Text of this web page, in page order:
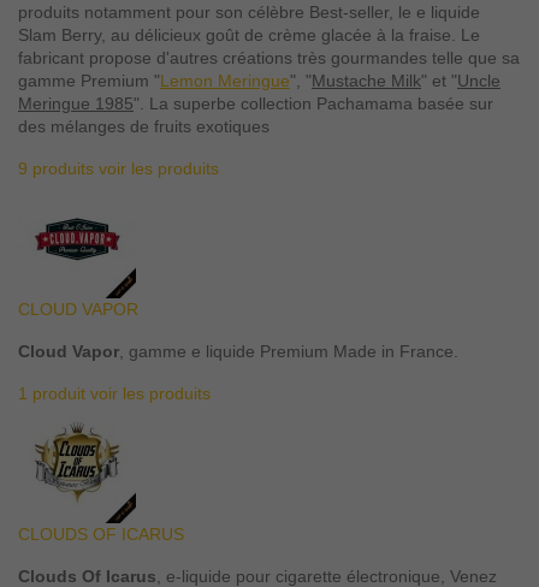
produits notamment pour son célèbre Best-seller, le e liquide
Slam Berry, au délicieux goût de crème glacée à la fraise. Le
fabricant propose d'autres créations très gourmandes telle que sa
gamme Premium "Lemon Meringue", "Mustache Milk" et "Uncle
Meringue 1985". La superbe collection Pachamama basée sur
des mélanges de fruits exotiques
9 produits voir les produits
CLOUD VAPOR
Cloud Vapor , gamme e liquide Premium Made in France.
1 produit voir les produits
CLOUDS OF ICARUS
Clouds Of Icarus , e-liquide pour cigarette électronique, Venez